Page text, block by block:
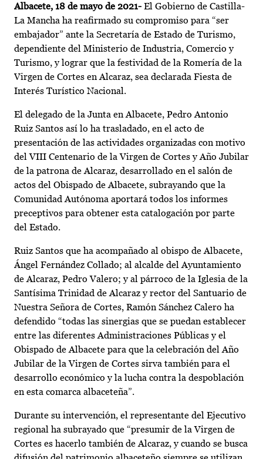
Albacete, 18 de mayo de 2021- El Gobierno de Castilla-
La Mancha ha reafirmado su compromiso para “ser
embajador” ante la Secretaría de Estado de Turismo,
dependiente del Ministerio de Industria, Comercio y
Turismo, y lograr que la festividad de la Romería de la
Virgen de Cortes en Alcaraz, sea declarada Fiesta de
Interés Turístico Nacional.
El delegado de la Junta en Albacete, Pedro Antonio
Ruiz Santos así lo ha trasladado, en el acto de
presentación de las actividades organizadas con motivo
del VIII Centenario de la Virgen de Cortes y Año Jubilar
de la patrona de Alcaraz, desarrollado en el salón de
actos del Obispado de Albacete, subrayando que la
Comunidad Autónoma aportará todos los informes
preceptivos para obtener esta catalogación por parte
del Estado.
Ruiz Santos que ha acompañado al obispo de Albacete,
Ángel Fernández Collado; al alcalde del Ayuntamiento
de Alcaraz, Pedro Valero; y al párroco de la Iglesia de la
Santísima Trinidad de Alcaraz y rector del Santuario de
Nuestra Señora de Cortes, Ramón Sánchez Calero ha
defendido “todas las sinergias que se puedan establecer
entre las diferentes Administraciones Públicas y el
Obispado de Albacete para que la celebración del Año
Jubilar de la Virgen de Cortes sirva también para el
desarrollo económico y la lucha contra la despoblación
en esta comarca albaceteña”.
Durante su intervención, el representante del Ejecutivo
regional ha subrayado que “presumir de la Virgen de
Cortes es hacerlo también de Alcaraz, y cuando se busca